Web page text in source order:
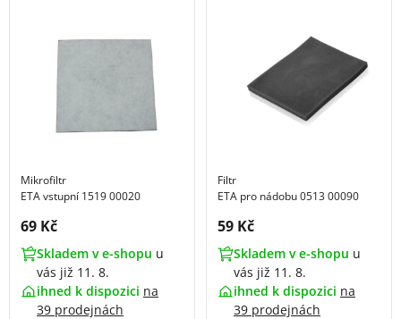
Mikrofiltr
ETA vstupní 1519 00020
Cena s DPH:
69 Kč
Skladem v e-shopu u
vás již 11. 8.
ihned k dispozici na
39 prodejnách
Filtr
ETA pro nádobu 0513 00090
Cena s DPH:
59 Kč
Skladem v e-shopu u
vás již 11. 8.
ihned k dispozici na
39 prodejnách